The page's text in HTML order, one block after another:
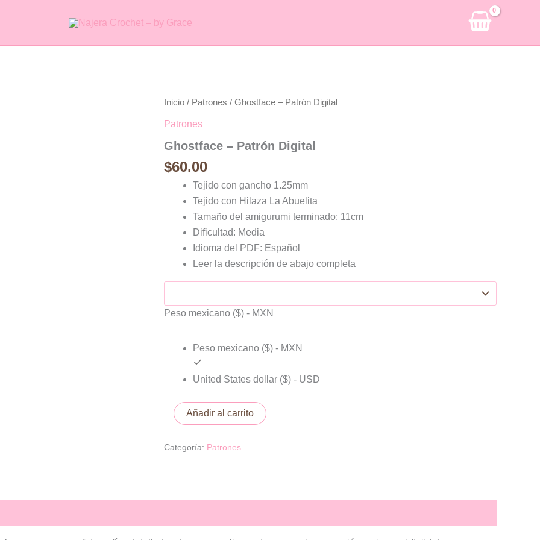
Inicio / Patrones / Ghostface – Patrón Digital
Patrones
Ghostface – Patrón Digital
$60.00
Tejido con gancho 1.25mm
Tejido con Hilaza La Abuelita
Tamaño del amigurumi terminado: 11cm
Dificultad: Media
Idioma del PDF: Español
Leer la descripción de abajo completa
Peso mexicano ($) - MXN
Peso mexicano ($) - MXN
United States dollar ($) - USD
Ghostface
Patrón
cantidad
Añadir al carrito
Categoría: Patrones